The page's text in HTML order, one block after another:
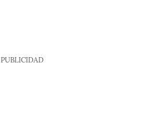
PUBLICIDAD